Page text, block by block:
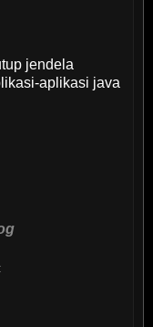
jendela
aplikasi java